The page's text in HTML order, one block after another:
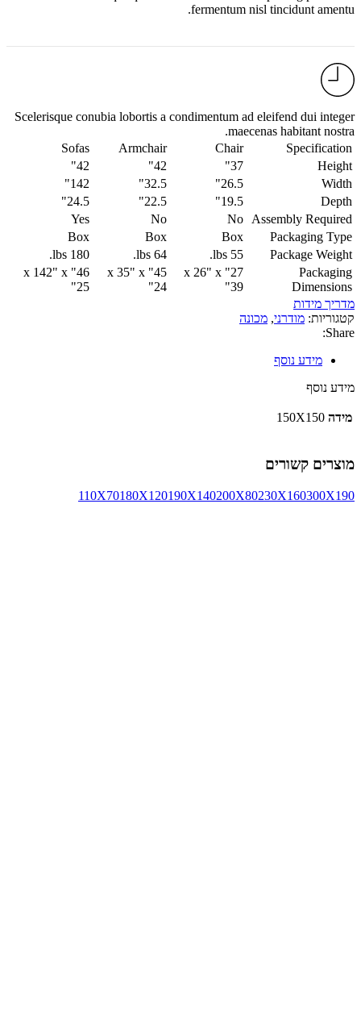
fermentum nisl tincidunt amentu
.
Scelerisque conubia lobortis a condimentum ad eleifend dui integer
maecenas habitant nostra.
Specification
Chair
Armchair
Sofas
Height
37"
42"
42"
Width
26.5"
32.5"
142"
Depth
19.5"
22.5"
24.5"
Assembly Required
No
No
Yes
Packaging Type
Box
Box
Box
Package Weight
55 lbs.
64 lbs.
180 lbs.
Packaging
Dimensions
27" x 26" x
39"
45" x 35" x
24"
46" x 142" x
25"
מדריך מידות
קטגוריות: מודרני, מכונה
Share:
מידע נוסף
מידע נוסף
מידה 150X150
מוצרים קשורים
110X70180X120190X140200X80230X160300X190